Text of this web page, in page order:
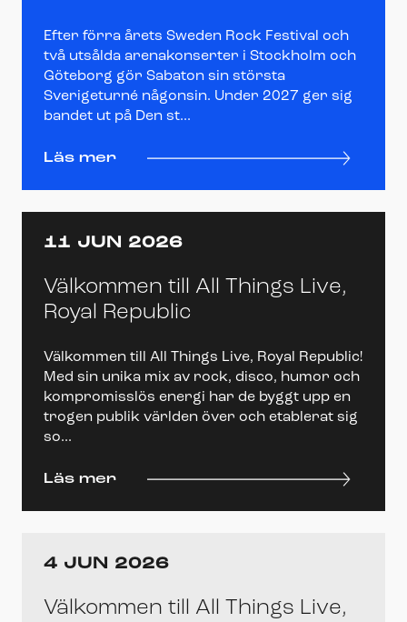
Efter förra årets Sweden Rock Festival och
två utsålda arenakonserter i Stockholm och
Göteborg gör Sabaton sin största
Sverigeturné någonsin. Under 2027 ger sig
bandet ut på Den st...
Läs mer
11 JUN 2026
Välkommen till All Things Live,
Royal Republic
Välkommen till All Things Live, Royal Republic!
Med sin unika mix av rock, disco, humor och
kompromisslös energi har de byggt upp en
trogen publik världen över och etablerat sig
so...
Läs mer
4 JUN 2026
Välkommen till All Things Live,